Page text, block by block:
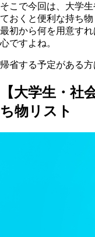
そこで今回は、大学
ておくと便利な持ち物
最初から何を用意す
心ですよね。
帰省する予定がある
【大学生・社
ち物リスト